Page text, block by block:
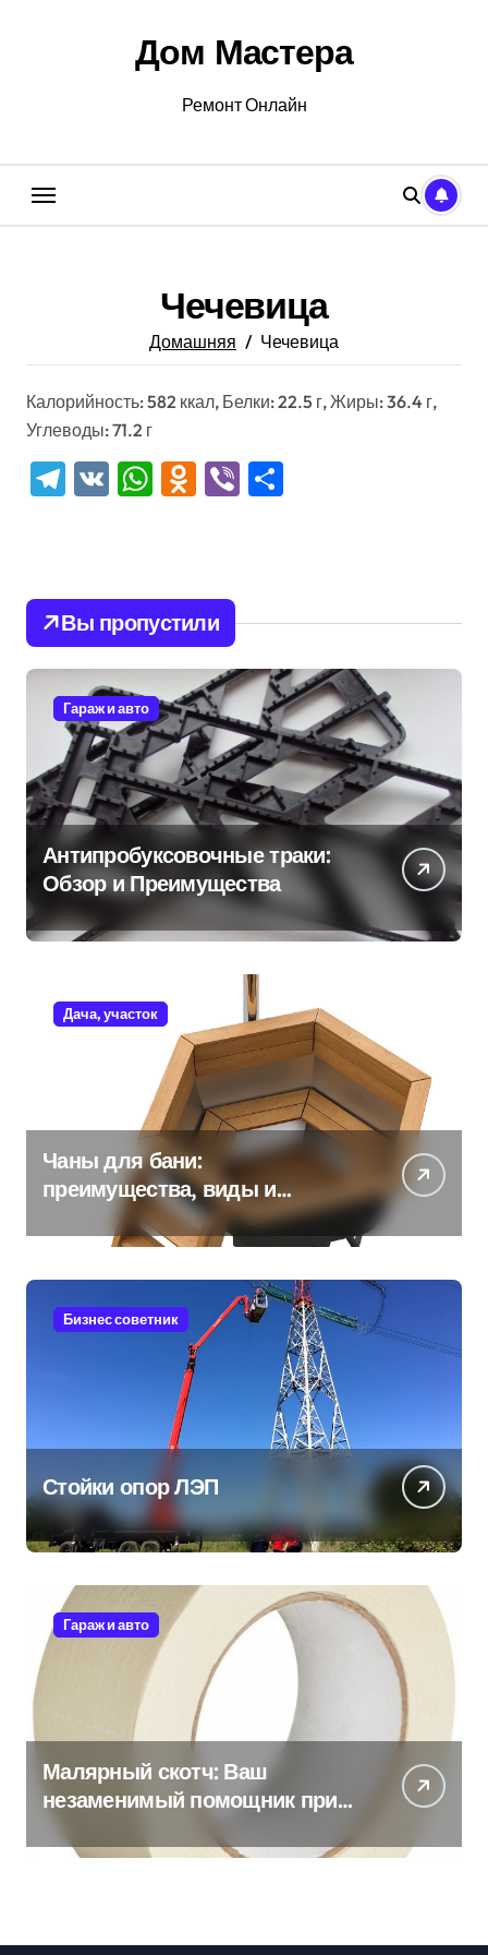
Дом Мастера
Ремонт Онлайн
Чечевица
Домашняя Чечевица
Калорийность: 582 ккал, Белки: 22.5 г, Жиры: 36.4 г,
Углеводы: 71.2 г
Telegram
VK WhatsApp
Odnoklassniki
Viber
Вы пропустили
Гараж и авто
Антипробуксовочные траки:
Обзор и Преимущества
Дача, участок
Чаны для бани:
преимущества, виды и
особенности использования
Бизнес советник
Стойки опор ЛЭП
Гараж и авто
Малярный скотч: Ваш
незаменимый помощник при